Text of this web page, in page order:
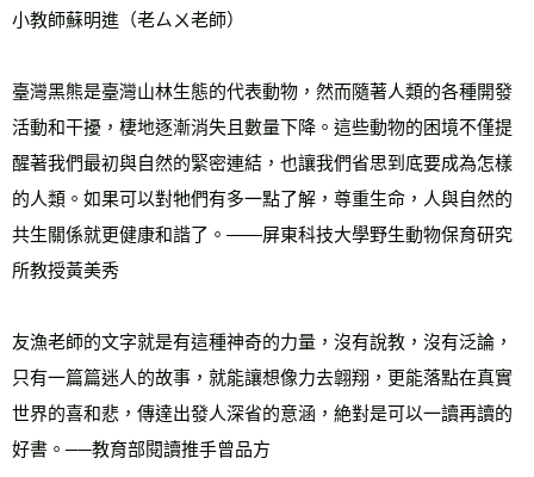
小教師蘇明進（老ㄙㄨ老師）
臺灣黑熊是臺灣山林生態的代表動物，然而隨著人類的各種開發
活動和干擾，棲地逐漸消失且數量下降。這些動物的困境不僅提
醒著我們最初與自然的緊密連結，也讓我們省思到底要成為怎樣
的人類。如果可以對牠們有多一點了解，尊重生命，人與自然的
共生關係就更健康和諧了。——屏東科技大學野生動物保育研究
所教授黃美秀
友漁老師的文字就是有這種神奇的力量，沒有說教，沒有泛論，
只有一篇篇迷人的故事，就能讓想像力去翶翔，更能落點在真實
世界的喜和悲，傳達出發人深省的意涵，絶對是可以一讀再讀的
好書。──教育部閱讀推手曾品方